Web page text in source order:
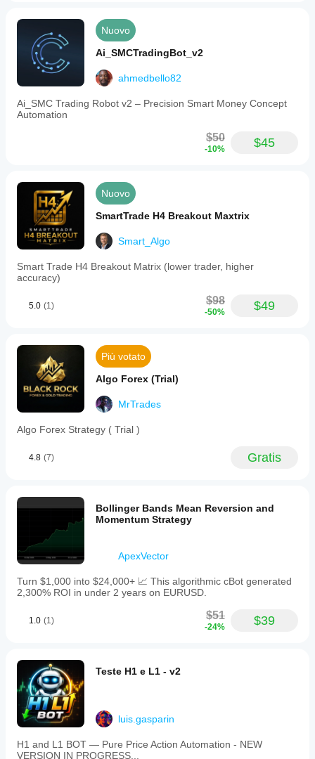
Nuovo
Ai_SMCTradingBot_v2
ahmedbello82
Ai_SMC Trading Robot v2 – Precision Smart Money Concept
Automation
$50
-10% $45
Nuovo
SmartTrade H4 Breakout Maxtrix
Smart_Algo
Smart Trade H4 Breakout Matrix (lower trader, higher
accuracy)
5.0 (1) $98
-50% $49
Più votato
Algo Forex (Trial)
MrTrades
Algo Forex Strategy ( Trial )
4.8 (7) Gratis
Bollinger Bands Mean Reversion and
Momentum Strategy
ApexVector
Turn $1,000 into $24,000+ 📈 This algorithmic cBot generated
2,300% ROI in under 2 years on EURUSD.
1.0 (1) $51
-24% $39
Teste H1 e L1 - v2
luis.gasparin
H1 and L1 BOT — Pure Price Action Automation - NEW
VERSION IN PROGRESS...